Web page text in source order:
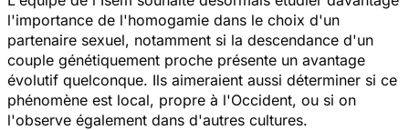
l'importance de l'homogamie dans le choix d'un
partenaire sexuel, notamment si la descendance d'un
couple génétiquement proche présente un avantage
évolutif quelconque. Ils aimeraient aussi déterminer si ce
phénomène est local, propre à l'Occident, ou si on
l'observe également dans d'autres cultures.